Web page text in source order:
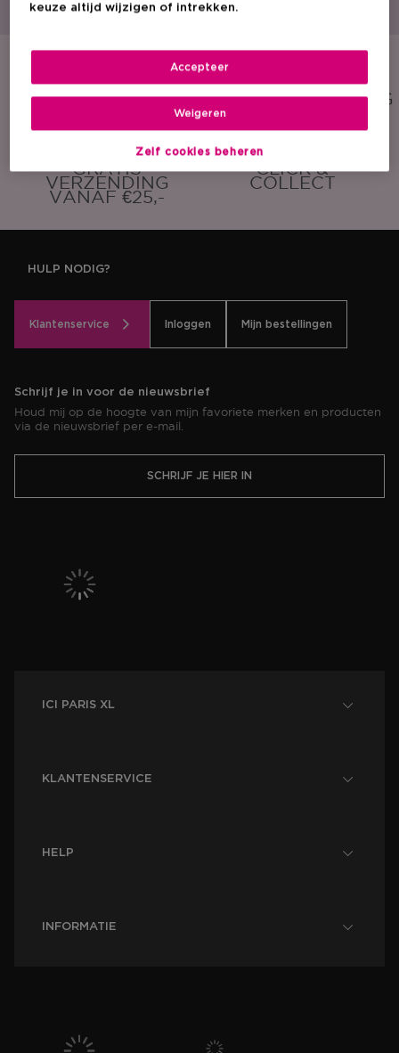
en vind een ICI PARIS XL winkel bij jou in de buurt. Bestel onze producten
GRATIS
SAMPLE
GRATIS
CADEAUVERPAKKING
GRATIS
VERZENDING
VANAF €25,-
CLICK &
COLLECT
HULP NODIG?
Klantenservice Inloggen Mijn bestellingen
Schrijf je in voor de nieuwsbrief
Houd mij op de hoogte van mijn favoriete merken en producten
via de nieuwsbrief per e-mail.
SCHRIJF JE HIER IN
ICI PARIS XL
KLANTENSERVICE
HELP
INFORMATIE
keuze altijd wijzigen of intrekken.
Zelf cookies beheren
Weigeren
Accepteer